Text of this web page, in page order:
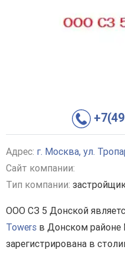
Адрес: г. Москва, ул.
Сайт компании:
Тип компании:
ООО СЗ 5 Донской
Towers в Донском
зарегистрирована в